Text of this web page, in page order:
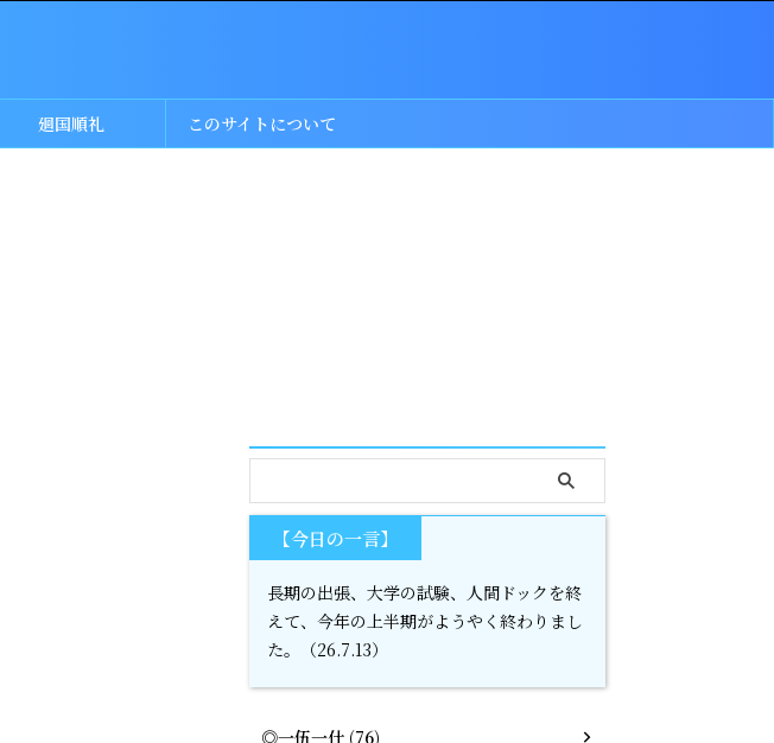
廻国順礼 このサイトについて
【今日の一言】
長期の出張、大学の試験、人間ドックを終
えて、今年の上半期がようやく終わりまし
た。（26.7.13）
◎一伍一什 (76)